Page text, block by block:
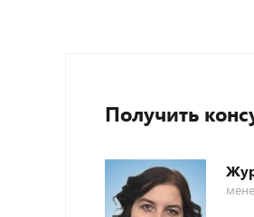
Получить